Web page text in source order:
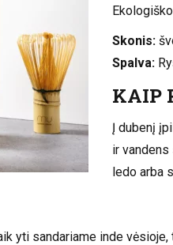
Skonis:
Spalva:
KAIP
Į dubenį
ir
ledo arba
yti sandariame inde